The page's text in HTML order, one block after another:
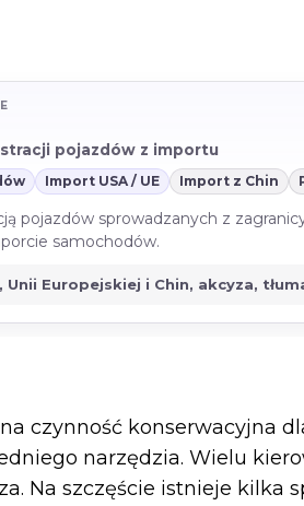
czynność konserwacyjna
narzędzia. Wielu
Na szczęście istnieje
pojazdów z importu
Import USA / UE Import z Chin
pojazdów sprowadzanych z
samochodów.
Unii Europejskiej i Chin, akcyza,